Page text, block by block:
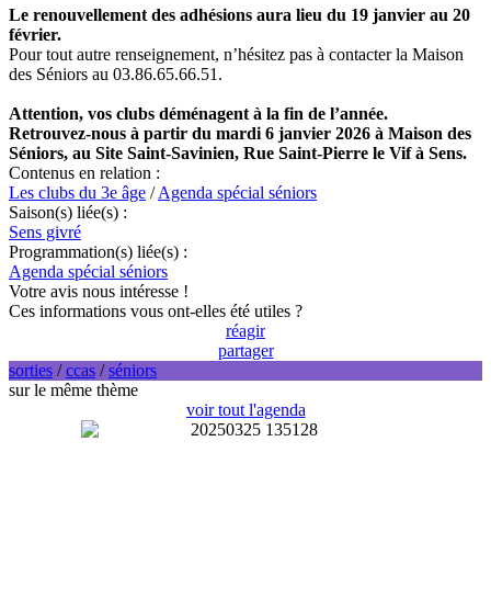
Le renouvellement des adhésions aura lieu du 19 janvier au 20
février.
Pour tout autre renseignement, n’hésitez pas à contacter la Maison
des Séniors au 03.86.65.66.51.
Attention, vos clubs déménagent à la fin de l’année.
Retrouvez-nous à partir du mardi 6 janvier 2026 à Maison des
Séniors, au Site Saint-Savinien, Rue Saint-Pierre le Vif à Sens.
Contenus en relation :
Les clubs du 3e âge /Agenda spécial séniors
Saison(s) liée(s) :
Sens givré
Programmation(s) liée(s) :
Agenda spécial séniors
Votre avis nous intéresse !
Ces informations vous ont-elles été utiles ?
réagir
partager
sorties /ccas /séniors
sur le même thème
voir tout l'agenda